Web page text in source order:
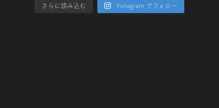
さらに読み込む Instagram でフォロー